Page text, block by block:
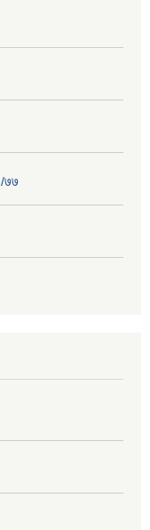
७७